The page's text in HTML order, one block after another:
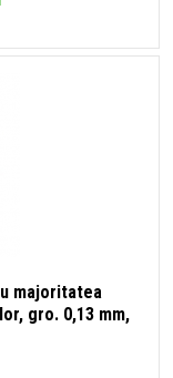
majoritatea
gro. 0,13 mm,